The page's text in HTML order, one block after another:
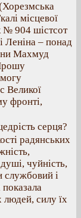
місцевої
№ 904 шістсот
Леніна – понад
Махмуд
Великої
фронті,
серця?
радянських
чуйність,
службовий і
людей, силу їх